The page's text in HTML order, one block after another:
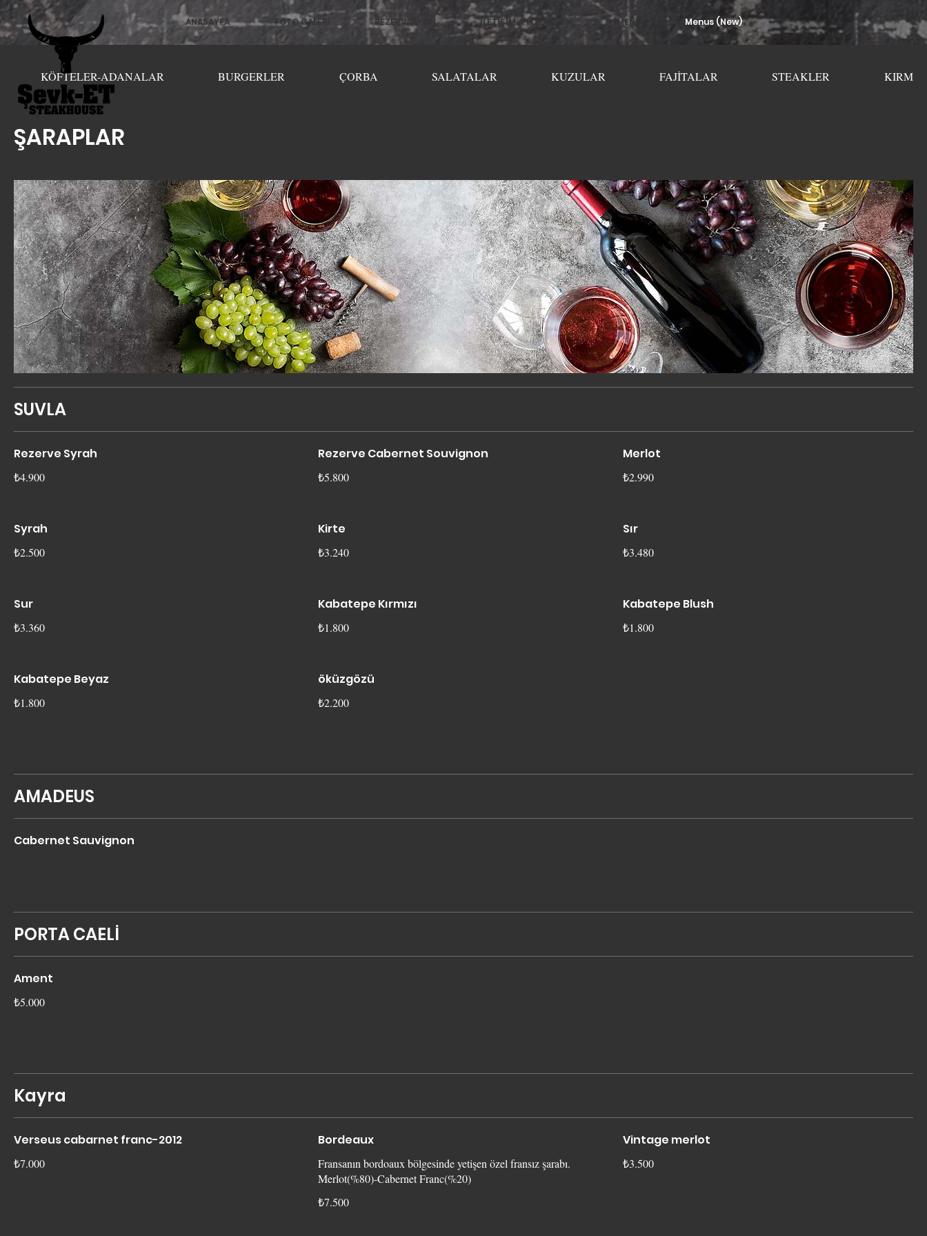
ANASAYFA FOTO GALERİ REZERVASYON İLETİŞİM & LOKASYON MENÜ Menus (New)
KÖFTELER-ADANALAR BURGERLER ÇORBA SALATALAR KUZULAR FAJİTALAR STEAKLER
ŞARAPLAR
SUVLA
Rezerve Syrah
₺4.900
Rezerve Cabernet Souvignon
₺5.800
Merlot
₺2.990
Syrah
₺2.500
Kirte
₺3.240
Sır
₺3.480
Sur
₺3.360
Kabatepe Kırmızı
₺1.800
Kabatepe Blush
₺1.800
Kabatepe Beyaz
₺1.800
öküzgözü
₺2.200
AMADEUS
Cabernet Sauvignon
PORTA CAELİ
Ament
₺5.000
Kayra
Verseus cabarnet franc-2012
₺7.000
Bordeaux
Fransanın bordoaux bölgesinde yetişen özel fransız şarabı.
Merlot(%80)-Cabernet Franc(%20)
₺7.500
Vintage merlot
₺3.500